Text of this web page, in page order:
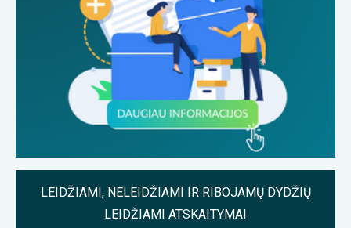
LEIDŽIAMI, NELEIDŽIAMI IR RIBOJAMŲ DYDŽIŲ
LEIDŽIAMI ATSKAITYMAI